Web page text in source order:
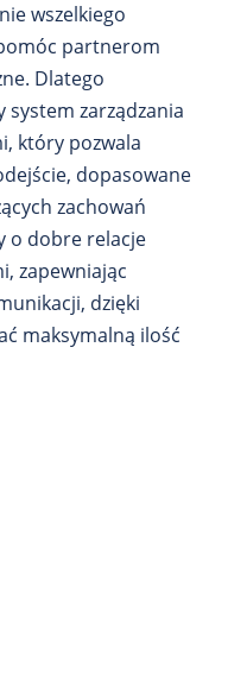
wszelkiego
partnerom
Dlatego
zarządzania
który pozwala
dopasowane
zachowań
o dobre relacje
zapewniając
dzięki
maksymalną ilość